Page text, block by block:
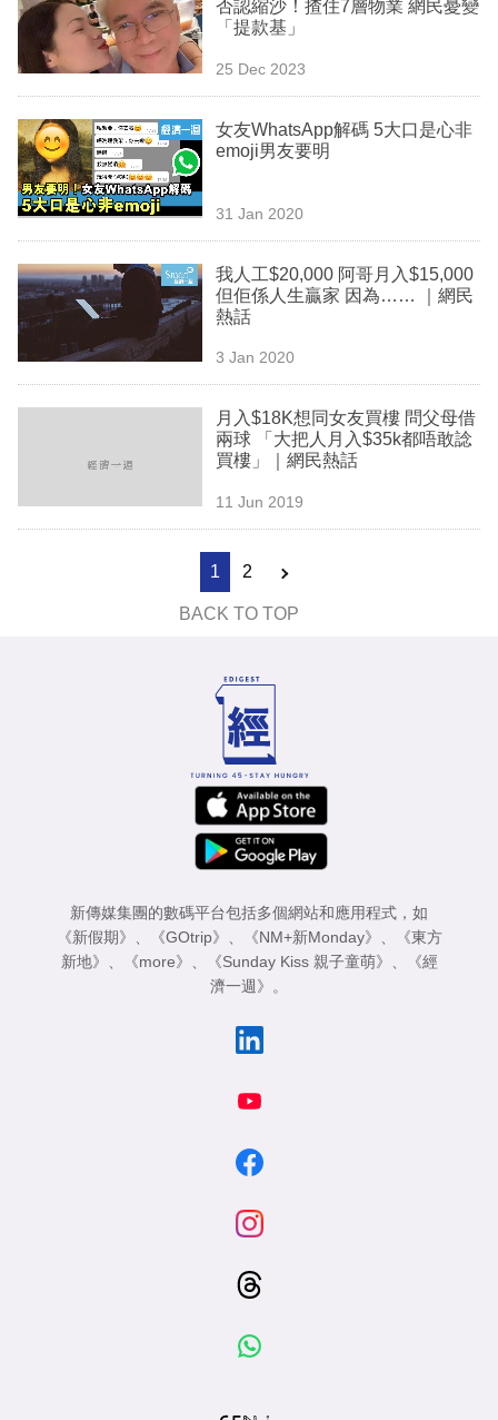
否認縮沙！揸住7層物業 網民憂變
「提款基」
25 Dec 2023
女友WhatsApp解碼 5大口是心非
emoji男友要明
31 Jan 2020
我人工$20,000 阿哥月入$15,000
但佢係人生贏家 因為…… ｜網民
熱話
3 Jan 2020
月入$18K想同女友買樓 問父母借
兩球 「大把人月入$35k都唔敢諗
買樓」｜網民熱話
11 Jun 2019
1 2
BACK TO TOP
新傳媒集團的數碼平台包括多個網站和應用程式，如
《新假期》 、 《GOtrip》 、 《NM+新Monday》 、
《東方
新地》 、 《more》 、 《Sunday Kiss 親子童萌》 、
《經
濟一週》 。